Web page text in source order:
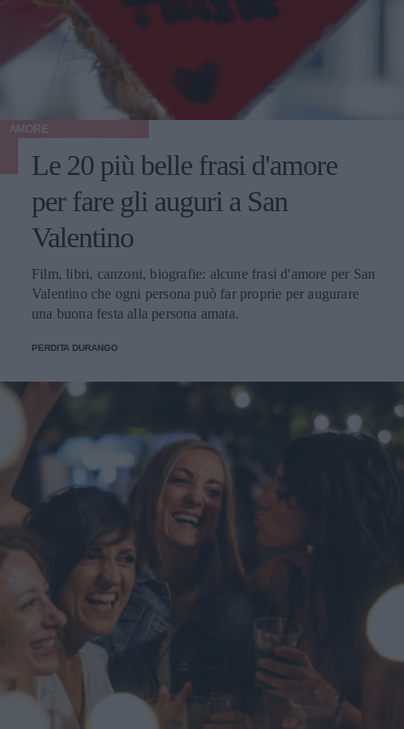
AMORE
Le 20 più belle frasi d'amore
per fare gli auguri a San
Valentino
Film, libri, canzoni, biografie: alcune frasi d'amore per San
Valentino che ogni persona può far proprie per augurare
una buona festa alla persona amata.
PERDITA DURANGO